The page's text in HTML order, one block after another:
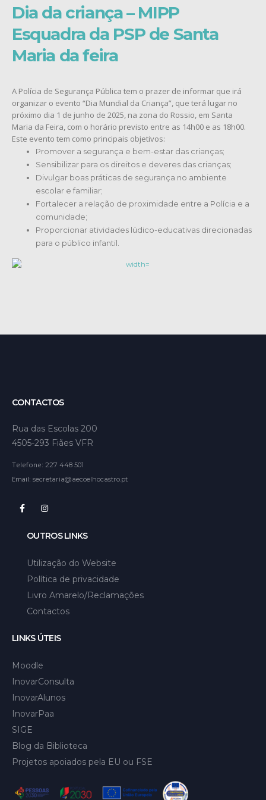
Dia da criança – MIPP
Esquadra da PSP de Santa
Maria da feira
A Polícia de Segurança Pública tem o prazer de informar que irá
organizar o evento “Dia Mundial da Criança”, que terá lugar no
próximo dia 1 de junho de 2025, na zona do Rossio, em Santa
Maria da Feira, com o horário previsto entre as 14h00 e as 18h00.
Este evento tem como principais objetivos:
Promover a segurança e bem-estar das crianças;
Sensibilizar para os direitos e deveres das crianças;
Divulgar boas práticas de segurança no ambiente
escolar e familiar;
Fortalecer a relação de proximidade entre a Polícia e a
comunidade;
Proporcionar atividades lúdico-educativas direcionadas
para o público infantil.
CONTACTOS
Rua das Escolas 200
4505-293 Fiães VFR
Telefone: 227 448 501
Email: secretaria@aecoelhocastro.pt
OUTROS LINKS
Utilização do Website
Política de privacidade
Livro Amarelo/Reclamações
Contactos
LINKS ÚTEIS
Moodle
InovarConsulta
InovarAlunos
InovarPaa
SIGE
Blog da Biblioteca
Projetos apoiados pela EU ou FSE